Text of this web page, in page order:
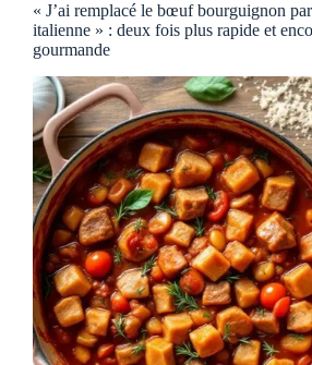
« J’ai remplacé le bœuf bourguignon
italienne » : deux fois plus rapide et
gourmande